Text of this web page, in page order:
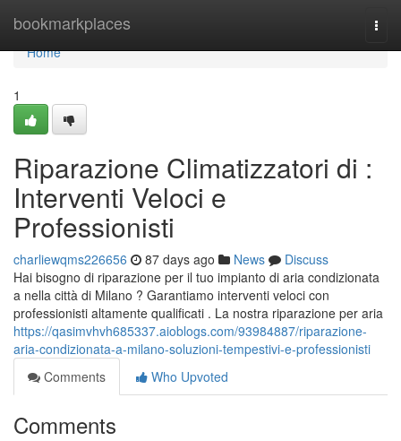
bookmarkplaces
Home
Home
1
Riparazione Climatizzatori di :
Interventi Veloci e
Professionisti
charliewqms226656 87 days ago News
Discuss
Hai bisogno di riparazione per il tuo impianto di aria condizionata
a nella città di Milano ? Garantiamo interventi veloci con
professionisti altamente qualificati . La nostra riparazione per aria
https://qasimvhvh685337.aioblogs.com/93984887/riparazione-
aria-condizionata-a-milano-soluzioni-tempestivi-e-professionisti
Comments
Who Upvoted
Comments